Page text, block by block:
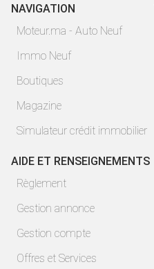
NAVIGATION
Moteur.ma - Auto Neuf
Immo Neuf
Boutiques
Magazine
Simulateur crédit immobilier
AIDE ET RENSEIGNEMENTS
Règlement
Gestion annonce
Gestion compte
Offres et Services